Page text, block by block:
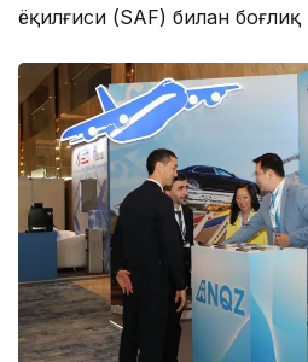
ёқилғиси (SAF) билан боғлиқ